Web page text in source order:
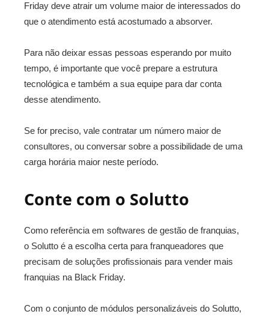
Friday deve atrair um volume maior de interessados do
que o atendimento está acostumado a absorver.
Para não deixar essas pessoas esperando por muito
tempo, é importante que você prepare a estrutura
tecnológica e também a sua equipe para dar conta
desse atendimento.
Se for preciso, vale contratar um número maior de
consultores, ou conversar sobre a possibilidade de uma
carga horária maior neste período.
Conte com o Solutto
Como referência em softwares de gestão de franquias,
o Solutto é a escolha certa para franqueadores que
precisam de soluções profissionais para vender mais
franquias na Black Friday.
Com o conjunto de módulos personalizáveis do Solutto,